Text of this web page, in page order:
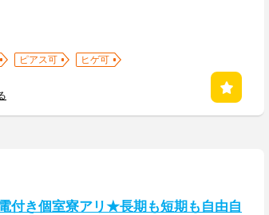
ピアス可
ヒゲ可
付き個室寮アリ★長期も短期も自由自